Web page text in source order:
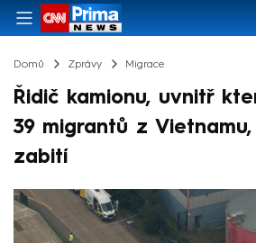
Domů Zprávy Migrace
Řidič kamionu, uvnitř
39 migrantů z
zabití